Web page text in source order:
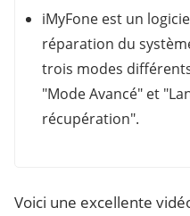
iMyFone est un
réparation du
trois modes
"Mode Avancé" et
récupération".
Voici une excellente